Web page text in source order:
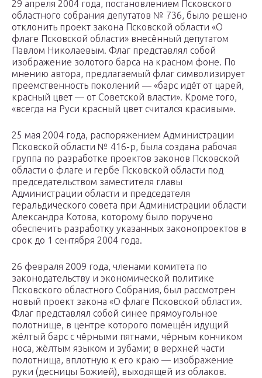
29 апреля 2004 года, постановлением Псковского
областного собрания депутатов № 736, было решено
отклонить проект закона Псковской области «О
флаге Псковской области» внесённый депутатом
Павлом Николаевым. Флаг представлял собой
изображение золотого барса на красном фоне. По
мнению автора, предлагаемый флаг символизирует
преемственность поколений — «барс идёт от царей,
красный цвет — от Советской власти». Кроме того,
«всегда на Руси красный цвет считался красивым».
25 мая 2004 года, распоряжением Администрации
Псковской области № 416-р, была создана рабочая
группа по разработке проектов законов Псковской
области о флаге и гербе Псковской области под
председательством заместителя главы
Администрации области и председателя
геральдического совета при Администрации области
Александра Котова, которому было поручено
обеспечить разработку указанных законопроектов в
срок до 1 сентября 2004 года.
26 февраля 2009 года, членами комитета по
законодательству и экономической политике
Псковского областного Собрания, был рассмотрен
новый проект закона «О флаге Псковской области».
Флаг представлял собой синее прямоугольное
полотнище, в центре которого помещён идущий
жёлтый барс с чёрными пятнами, чёрным кончиком
носа, жёлтым языком и зубами; в верхней части
полотнища, вплотную к его краю — изображение
руки (десницы Божией), выходящей из облаков.